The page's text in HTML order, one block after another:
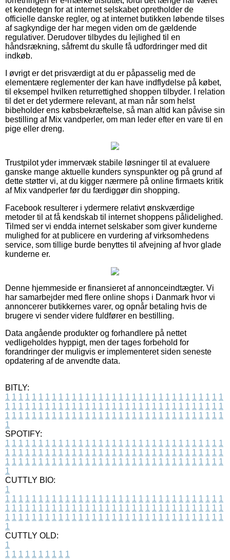
et kendetegn for at internet selskabet opretholder de
officielle danske regler, og at internet butikken løbende tilses
af sagkyndige der har megen viden om de gældende
regulativer. Derudover tilbydes du lejlighed til en
håndsrækning, såfremt du skulle få udfordringer med dit
indkøb.
I øvrigt er det prisværdigt at du er påpasselig med de
elementære reglementer der kan have indflydelse på købet,
til eksempel hvilken returrettighed shoppen tilbyder. I relation
til det er det ydermere relevant, at man når som helst
bibeholder ens købsbekræftelse, så man altid kan påvise sin
bestilling af Mix vandperler, om man leder efter en vare til en
pige eller dreng.
Trustpilot yder immervæk stabile løsninger til at evaluere
ganske mange aktuelle kunders synspunkter og på grund af
dette støtter vi, at du kigger nærmere på online firmaets kritik
af Mix vandperler før du færdiggør din shopping.
Facebook resulterer i ydermere relativt ønskværdige
metoder til at få kendskab til internet shoppens pålidelighed.
Tilmed ser vi endda internet selskaber som giver kunderne
mulighed for at publicere en vurdering af virksomhedens
service, som tillige burde benyttes til afvejning af hvor glade
kunderne er.
Denne hjemmeside er finansieret af annonceindtægter. Vi
har samarbejder med flere online shops i Danmark hvor vi
annoncerer butikkernes varer, og opnår betaling hvis de
brugere vi sender videre fuldfører en bestilling.
Data angående produkter og forhandlere på nettet
vedligeholdes hyppigt, men der tages forbehold for
forandringer der muligvis er implementeret siden seneste
opdatering af de anvendte data.
BITLY:
1 1 1 1 1 1 1 1 1 1 1 1 1 1 1 1 1 1 1 1 1 1 1 1 1 1 1 1 1 1 1 1 1
1 1 1 1 1 1 1 1 1 1 1 1 1 1 1 1 1 1 1 1 1 1 1 1 1 1 1 1 1 1 1 1 1
1 1 1 1 1 1 1 1 1 1 1 1 1 1 1 1 1 1 1 1 1 1 1 1 1 1 1 1 1 1 1 1 1
1
SPOTIFY:
1 1 1 1 1 1 1 1 1 1 1 1 1 1 1 1 1 1 1 1 1 1 1 1 1 1 1 1 1 1 1 1 1
1 1 1 1 1 1 1 1 1 1 1 1 1 1 1 1 1 1 1 1 1 1 1 1 1 1 1 1 1 1 1 1 1
1 1 1 1 1 1 1 1 1 1 1 1 1 1 1 1 1 1 1 1 1 1 1 1 1 1 1 1 1 1 1 1 1
1
CUTTLY BIO:
1
1 1 1 1 1 1 1 1 1 1 1 1 1 1 1 1 1 1 1 1 1 1 1 1 1 1 1 1 1 1 1 1 1
1 1 1 1 1 1 1 1 1 1 1 1 1 1 1 1 1 1 1 1 1 1 1 1 1 1 1 1 1 1 1 1 1
1 1 1 1 1 1 1 1 1 1 1 1 1 1 1 1 1 1 1 1 1 1 1 1 1 1 1 1 1 1 1 1 1
1
CUTTLY OLD:
1
1 1 1 1 1 1 1 1 1 1